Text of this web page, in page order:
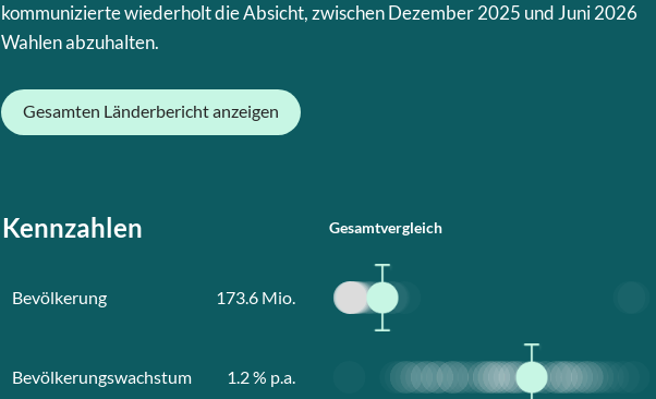
kommunizierte wiederholt die Absicht, zwischen Dezember 2025 und Juni 2026
Wahlen abzuhalten.
Gesamten Länderbericht anzeigen
Kennzahlen Gesamtvergleich
Bevölkerung 173.6 Mio.
Bevölkerungswachstum 1.2% p.a.